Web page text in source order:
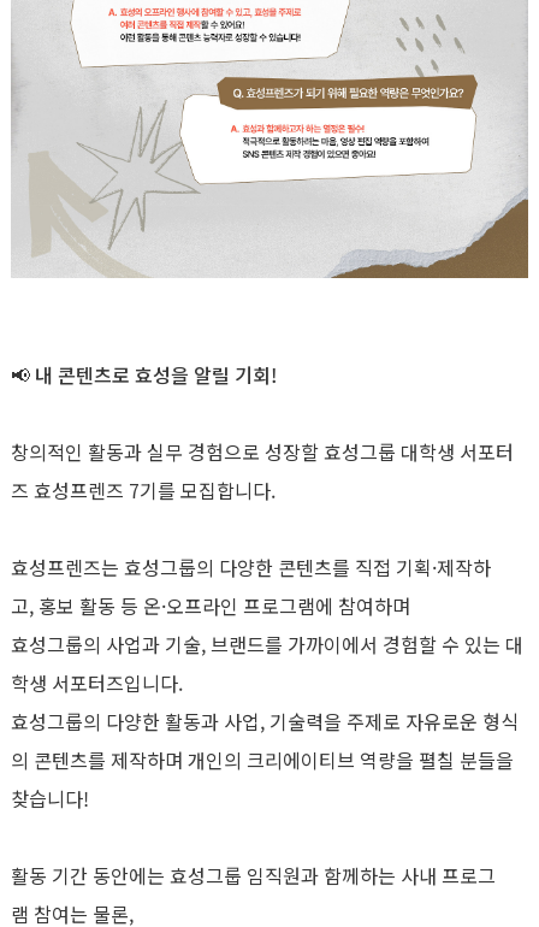
📢 내 콘텐츠로 효성을 알릴 기회!
창의적인 활동과 실무 경험으로 성장할 효성그룹 대학생 서포터
즈 효성프렌즈 7기를 모집합니다.
효성프렌즈는 효성그룹의 다양한 콘텐츠를 직접 기획·제작하
고, 홍보 활동 등 온·오프라인 프로그램에 참여하며
효성그룹의 사업과 기술, 브랜드를 가까이에서 경험할 수 있는 대
학생 서포터즈입니다.
효성그룹의 다양한 활동과 사업, 기술력을 주제로 자유로운 형식
의 콘텐츠를 제작하며 개인의 크리에이티브 역량을 펼칠 분들을
찾습니다!
활동 기간 동안에는 효성그룹 임직원과 함께하는 사내 프로그
램 참여는 물론,